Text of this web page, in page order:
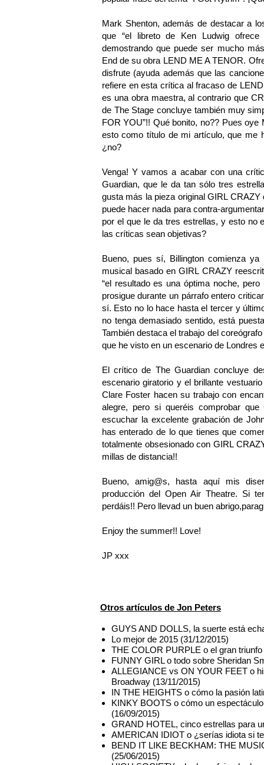
Mark Shenton, además de destacar a
que “el libreto de Ken Ludwig
demostrando que puede ser mucho
End de su obra LEND ME A TENOR.
disfrute (ayuda además que las
refiere en esta crítica al fracaso de
es una obra maestra, al contrario que
de The Stage concluye también muy
FOR YOU”!! Qué bonito, no?? Pues
esto como título de mi artículo, que me
¿no?
Venga! Y vamos a acabar con una
Guardian, que le da tan sólo tres
gusta más la pieza original GIRL
puede hacer nada para contra-
por el que le da tres estrellas, y esto no
las críticas sean objetivas?
Bueno, pues sí, Billington comienza
musical basado en GIRL CRAZY
“el resultado es una óptima noche,
prosigue durante un párrafo entero
sí. Esto no lo hace hasta el tercer y
no tenga demasiado sentido, está
También destaca el trabajo del
que he visto en un escenario de Londres
El crítico de The Guardian concluye
escenario giratorio y el brillante
Clare Foster hacen su trabajo con
alegre, pero si queréis comprobar que
escuchar la excelente grabación de
has enterado de lo que tienes que
totalmente obsesionado con GIRL
millas de distancia!!
Bueno, amig@s, hasta aquí mis
producción del Open Air Theatre. Si
perdáis!! Pero llevad un buen
Enjoy the summer!! Love!
JP xxx
Otros artículos de Jon Peters
GUYS AND DOLLS, la suerte está
Lo mejor de 2015 (31/12/2015)
THE COLOR PURPLE o el gran
FUNNY GIRL o todo sobre Sheridan
ALLEGIANCE vs ON YOUR FEET o
Broadway (13/11/2015)
IN THE HEIGHTS o cómo la pasión
KINKY BOOTS o cómo un
(16/09/2015)
GRAND HOTEL, cinco estrellas para
AMERICAN IDIOT o ¿serías idiota si
BEND IT LIKE BECKHAM: THE
(25/06/2015)